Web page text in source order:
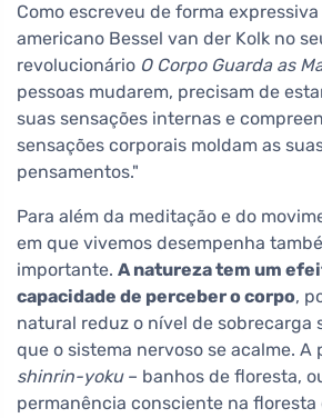
Como escreveu de forma
americano Bessel van der Kolk no
revolucionário O Corpo Guarda as
pessoas mudarem, precisam de
suas sensações internas e
sensações corporais moldam as
pensamentos."
Para além da meditação e do
em que vivemos desempenha
importante. A natureza tem um
capacidade de perceber o corpo,
natural reduz o nível de sobrecarga
que o sistema nervoso se acalme. A
shinrin-yoku– banhos de floresta,
permanência consciente na floresta